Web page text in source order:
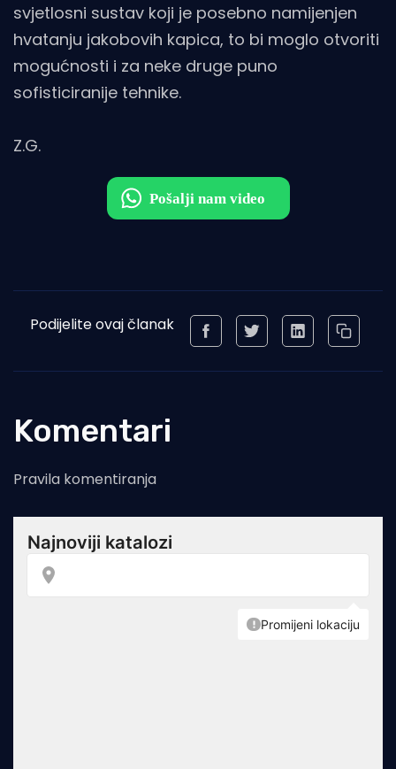
svjetlosni sustav koji je posebno namijenjen
hvatanju jakobovih kapica, to bi moglo otvoriti
mogućnosti i za neke druge puno
sofisticiranije tehnike.
Z.G.
Podijelite ovaj članak
Komentari
Pravila komentiranja